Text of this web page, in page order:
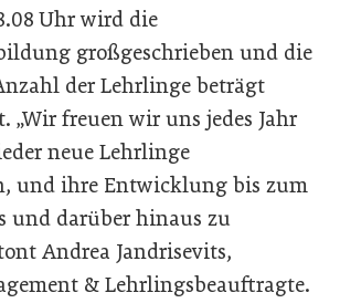
Uhr wird die
großgeschrieben und die
der Lehrlinge beträgt
„Wir freuen wir uns jedes Jahr
neue Lehrlinge
und ihre Entwicklung bis zum
und darüber hinaus zu
Andrea Jandrisevits,
& Lehrlingsbeauftragte.